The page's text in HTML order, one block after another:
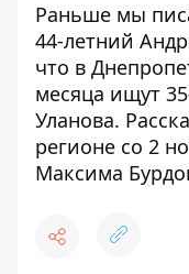
Раньше мы
44-летний
что в
месяца ищут
Уланова.
регионе со 2
Максима